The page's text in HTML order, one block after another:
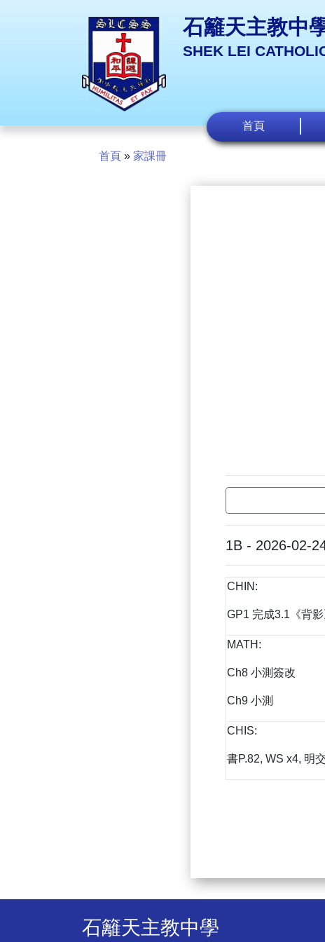
石籬天主教中
SHEK LEI
首頁
首頁 » 家課冊
1B - 2026-02-
CHIN:
GP1 完成3.1《背
MATH:
Ch8 小測簽改
Ch9 小測
CHIS:
書P.82, WS x4, 明
石籬天主教中學